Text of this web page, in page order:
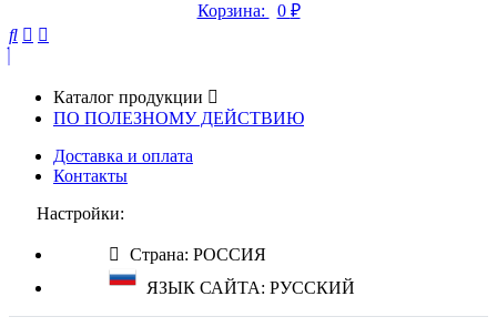
Корзина: 0 ₽
Каталог продукции
ПО ПОЛЕЗНОМУ ДЕЙСТВИЮ
Доставка и оплата
Контакты
Настройки:
Страна: РОССИЯ
ЯЗЫК САЙТА: РУССКИЙ